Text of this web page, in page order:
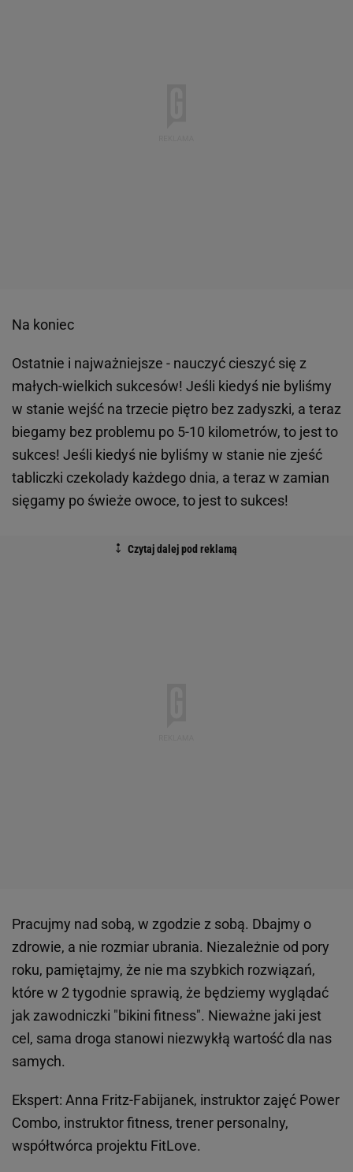
Na koniec
Ostatnie i najważniejsze - nauczyć cieszyć się z
małych-wielkich sukcesów! Jeśli kiedyś nie byliśmy
w stanie wejść na trzecie piętro bez zadyszki, a teraz
biegamy bez problemu po 5-10 kilometrów, to jest to
sukces! Jeśli kiedyś nie byliśmy w stanie nie zjeść
tabliczki czekolady każdego dnia, a teraz w zamian
sięgamy po świeże owoce, to jest to sukces!
Pracujmy nad sobą, w zgodzie z sobą. Dbajmy o
zdrowie, a nie rozmiar ubrania. Niezależnie od pory
roku, pamiętajmy, że nie ma szybkich rozwiązań,
które w 2 tygodnie sprawią, że będziemy wyglądać
jak zawodniczki "bikini fitness". Nieważne jaki jest
cel, sama droga stanowi niezwykłą wartość dla nas
samych.
Ekspert: Anna Fritz-Fabijanek, instruktor zajęć Power
Combo, instruktor fitness, trener personalny,
współtwórca projektu FitLove.